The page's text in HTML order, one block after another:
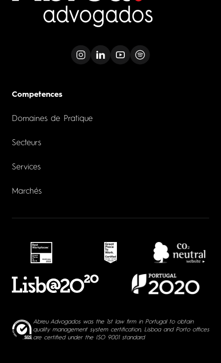
Competences
Domaines de Pratique
Secteurs
Services
Marchés
Abreu Advogados was the 1st law firm in Portugal to obtain
quality management system certification, Lisboa and Porto offices
are certified under the ISO 9001 standard